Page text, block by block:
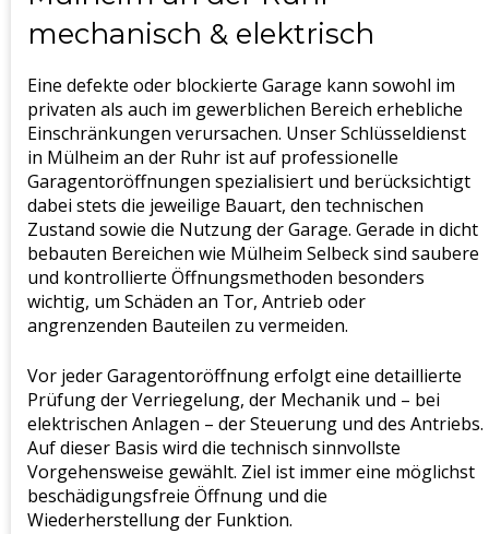
mechanisch & elektrisch
Eine defekte oder blockierte Garage kann sowohl im
privaten als auch im gewerblichen Bereich erhebliche
Einschränkungen verursachen. Unser Schlüsseldienst
in Mülheim an der Ruhr ist auf professionelle
Garagentoröffnungen spezialisiert und berücksichtigt
dabei stets die jeweilige Bauart, den technischen
Zustand sowie die Nutzung der Garage. Gerade in dicht
bebauten Bereichen wie Mülheim Selbeck sind saubere
und kontrollierte Öffnungsmethoden besonders
wichtig, um Schäden an Tor, Antrieb oder
angrenzenden Bauteilen zu vermeiden.
Vor jeder Garagentoröffnung erfolgt eine detaillierte
Prüfung der Verriegelung, der Mechanik und – bei
elektrischen Anlagen – der Steuerung und des Antriebs.
Auf dieser Basis wird die technisch sinnvollste
Vorgehensweise gewählt. Ziel ist immer eine möglichst
beschädigungsfreie Öffnung und die
Wiederherstellung der Funktion.